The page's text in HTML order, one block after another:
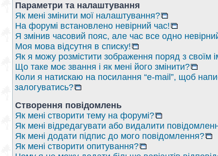
Параметри та налаштування
Як мені змінити мої налаштування?
На форумі встановлено невірний час!
Я змінив часовий пояс, але час все одно
Моя мова відсутня в списку!
Як я можу розмістити зображення поряд з своїм
Що таке моє звання і як мені його змінити?
Коли я натискаю на посилання “e-mail”, щоб
залогуватись?
Створення повідомлень
Як мені створити тему на форумі?
Як мені відредагувати або видалити
Як мені додати підпис до мого повідомлення?
Як мені створити опитування?